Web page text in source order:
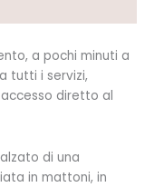
a pochi minuti a
tutti i servizi,
diretto al
di una
in mattoni, in